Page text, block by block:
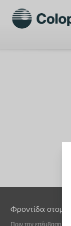
Φροντίδα στομίας
Πριν την επέμβαση